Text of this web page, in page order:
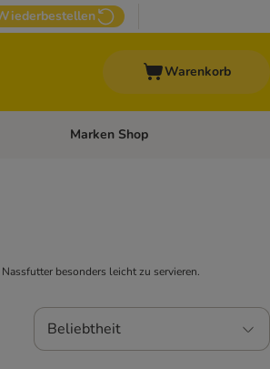
Warenkorb
Haustiere
Kategorie-Menü öffnen: Diätfutter
Marken Shop
besonders leicht zu servieren.
Beliebtheit